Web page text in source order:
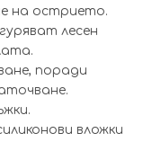
на острието.
лесен
поради
вложки